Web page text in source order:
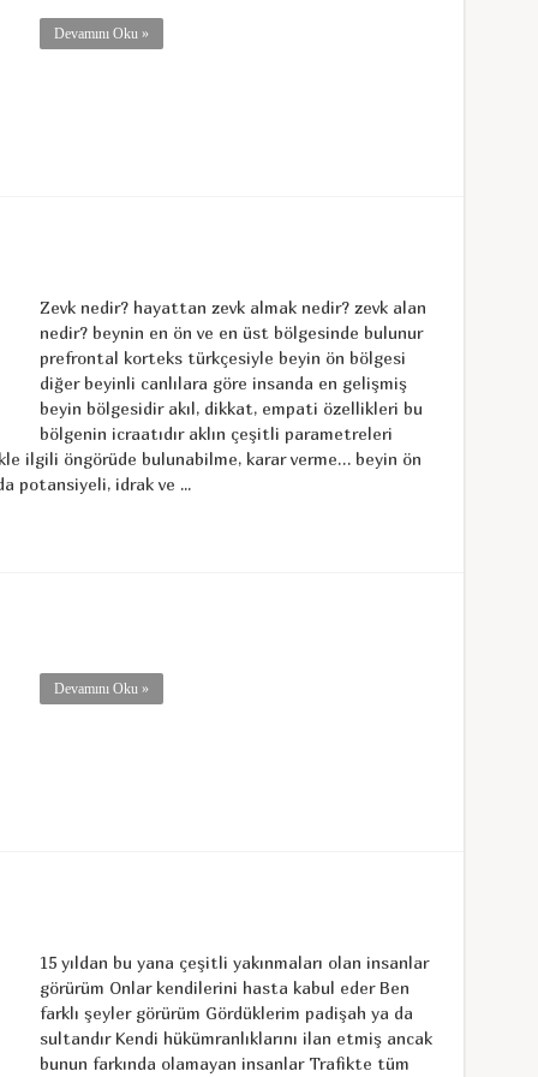
Devamını Oku »
Zevk nedir? hayattan zevk almak nedir? zevk alan
nedir? beynin en ön ve en üst bölgesinde bulunur
prefrontal korteks türkçesiyle beyin ön bölgesi
diğer beyinli canlılara göre insanda en gelişmiş
beyin bölgesidir akıl, dikkat, empati özellikleri bu
bölgenin icraatıdır aklın çeşitli parametreleri
ilgili öngörüde bulunabilme, karar verme… beyin ön
potansiyeli, idrak ve ...
Devamını Oku »
15 yıldan bu yana çeşitli yakınmaları olan insanlar
görürüm Onlar kendilerini hasta kabul eder Ben
farklı şeyler görürüm Gördüklerim padişah ya da
sultandır Kendi hükümranlıklarını ilan etmiş ancak
bunun farkında olamayan insanlar Trafikte tüm